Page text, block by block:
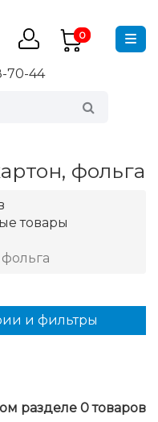
0
70-44
фольга
товары
разделе 0 товаров
и фильтры